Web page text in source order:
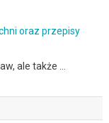
oraz przepisy
ale także …